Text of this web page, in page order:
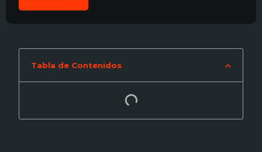
Tabla de Contenidos